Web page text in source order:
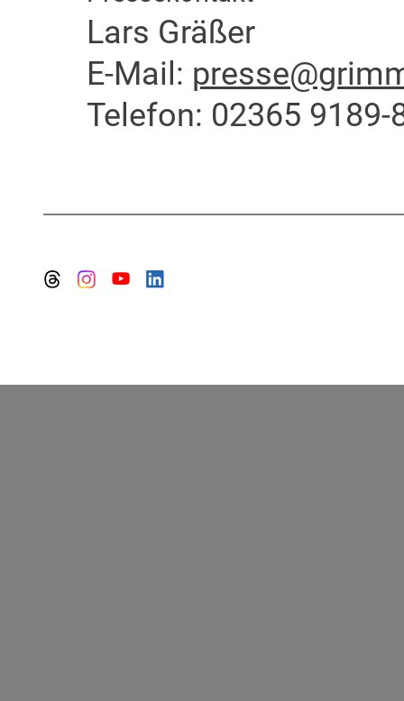
Lars Gräßer
E-Mail:
Telefon: 02365 9189-